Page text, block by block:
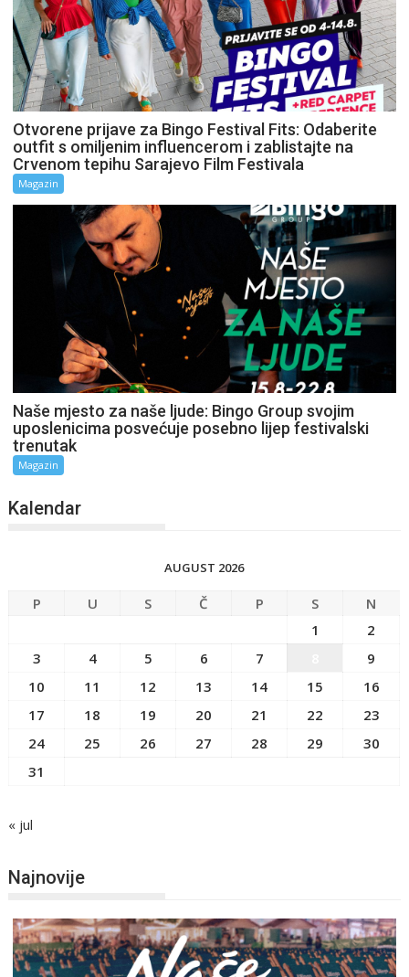
Otvorene prijave za Bingo Festival Fits: Odaberite
outfit s omiljenim influencerom i zablistajte na
Crvenom tepihu Sarajevo Film Festivala
Magazin
Naše mjesto za naše ljude: Bingo Group svojim
uposlenicima posvećuje posebno lijep festivalski
trenutak
Magazin
Kalendar
AUGUST 2026
P U S Č P S
N
1
2
3
4 5 6 7
9
10
11 12 13 14 15
16
17
18 19 20 21 22
23
24
25 26 27 28 29
30
31
« jul
Najnovije